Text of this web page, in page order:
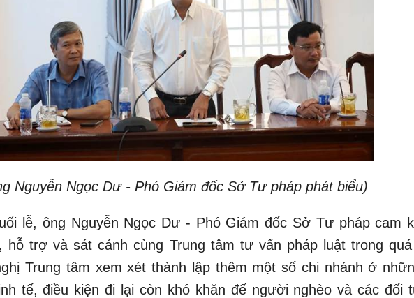
Nguyễn Ngọc Dư - Phó Giám đốc Sở Tư pháp phát biểu)
lễ, ông Nguyễn Ngọc Dư - Phó Giám đốc Sở Tư pháp cam
hỗ trợ và sát cánh cùng Trung tâm tư vấn pháp luật trong
Trung tâm xem xét thành lập thêm một số chi nhánh ở
tế, điều kiện đi lại còn khó khăn để người nghèo và các đối